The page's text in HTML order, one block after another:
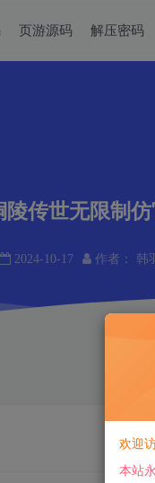
传世无限制
2024-10-17 作者： 韩
页游源码 解压密码
欢迎
本站